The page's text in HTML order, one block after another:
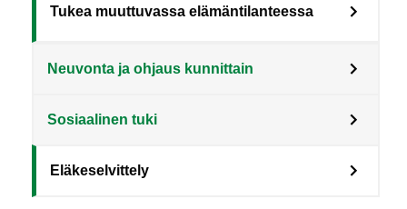
Sote
Menu
Asiakkaille
level
Tukea muuttuvassa elämäntilanteessa
Neuvonta ja ohjaus kunnittain
Sosiaalinen tuki
Eläkeselvittely